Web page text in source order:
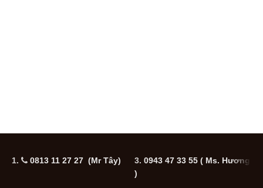
1. 0813 11 27 27 (Mr Tây) 3. 0943 47 33 55 ( Ms. Hương
)